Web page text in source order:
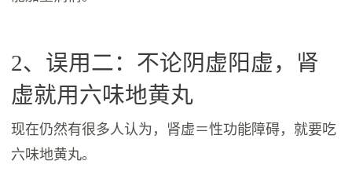
2、误用二：不论阴虚阳虚，肾
虚就用六味地黄丸
现在仍然有很多人认为，肾虚＝性功能障碍，就要吃
六味地黄丸。